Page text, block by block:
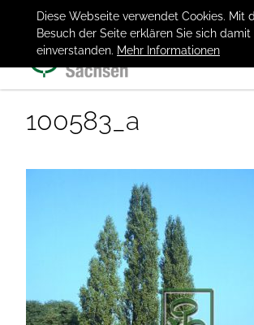
Diese Webseite verwendet Cookies. Mit
Besuch der Seite erklären Sie sich damit
einverstanden. Mehr Informationen
100583_a